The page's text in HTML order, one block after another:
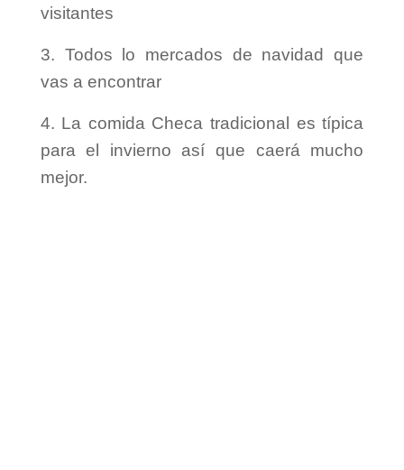
visitantes
3. Todos lo mercados de navidad que
vas a encontrar
4. La comida Checa tradicional es típica
para el invierno así que caerá mucho
mejor.